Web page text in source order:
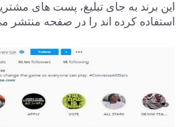
این برند به جای تبلیغ، پست های
استفاده کرده اند را در صفحه منتشر